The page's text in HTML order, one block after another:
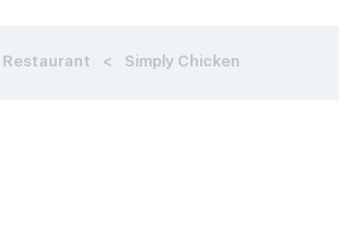
Restaurant Simply Chicken